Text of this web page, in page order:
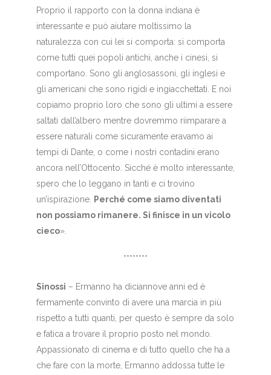
Proprio il rapporto con la donna indiana è
interessante e può aiutare moltissimo la
naturalezza con cui lei si comporta: si comporta
come tutti quei popoli antichi, anche i cinesi, si
comportano. Sono gli anglosassoni, gli inglesi e
gli americani che sono rigidi e ingiacchettati. E noi
copiamo proprio loro che sono gli ultimi a essere
saltati dall’albero mentre dovremmo riimparare a
essere naturali come sicuramente eravamo ai
tempi di Dante, o come i nostri contadini erano
ancora nell’Ottocento. Sicché è molto interessante,
spero che lo leggano in tanti e ci trovino
un’ispirazione.
Perché come siamo diventati
non possiamo rimanere. Si finisce in un vicolo
cieco».
********
Sinossi – Ermanno ha diciannove anni ed è
fermamente convinto di avere una marcia in più
rispetto a tutti quanti, per questo è sempre da solo
e fatica a trovare il proprio posto nel mondo.
Appassionato di cinema e di tutto quello che ha a
che fare con la morte, Ermanno addossa tutte le